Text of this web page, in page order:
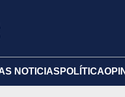
NOTICIAS POLÍTICA